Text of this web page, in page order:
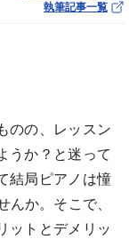
執筆記事一覧
のの、レッスン
うか？と迷って
結局ピアノは憧
か。そこで、
ットとデメリッ